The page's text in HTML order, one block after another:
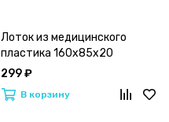
Лоток из медицинского
пластика 160х85х20
299 ₽
В корзину